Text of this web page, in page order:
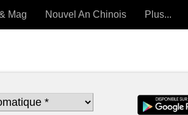
Mag Nouvel An Chinois Plus...